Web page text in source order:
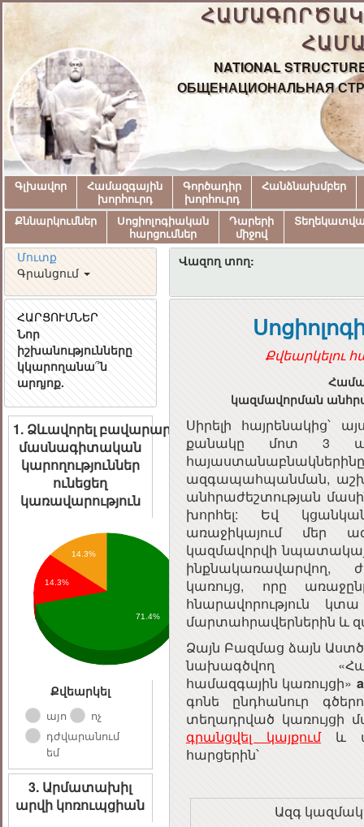
NATIONAL
ОБЩЕНАЦИОНАЛЬНАЯ
Գլխավոր
Համազգային
խորհուրդ
Գործադիր
խորհուրդ
Հանձնախմբեր
Քննարկումներ
Սոցիոլոգիական
հարցումներ
Դարերի
միջով
Մուտք
Գրանցում
Վազող տող:
ՀԱՐՑՈՒՄՆԵՐ
Նոր
իշխանությունները
կկարողանա՞ն
արդյոք.
1. Ձևավորել բավարար
մասնագիտական
կարողություններ
ունեցեղ
կառավարություն
14.3%
14.3%
71.4%
Քվեարկել
այո
ոչ
դժվարանում
եմ
3. Արմատախիլ
արվի կոռուպցիան
Քվեարկելու
կազմավորման
Սիրելի հայրենակից՝
քանակը մոտ 3
հայաստանաբնակներինը
ազգապահպանման,
անհրաժեշտության
խորհել: Եվ
առաջիկայում մեր
կազմավորվի
ինքնակառավարվող,
կառույց, որը
հնարավորություն
մարտահրավերներին և
Ձայն Բազմաց ձայն
նախագծվող
համազգային կառույցի»
գոնե ընդհանուր
տեղադրված կառույցի
գրանցվել կայքումև
հարցերին՝
Ազգ